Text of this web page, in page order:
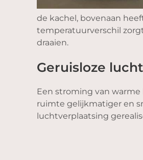
de kachel, bovenaan
temperatuurverschil
draaien.
Geruisloze
Een stroming van
ruimte gelijkmatiger en
luchtverplaatsing